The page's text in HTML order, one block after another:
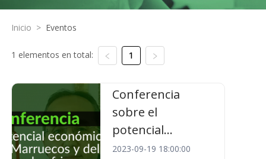
Inicio > Eventos
1 elementos en total: 1
Conferencia
sobre el
potencial...
2023-09-19 18:00:00